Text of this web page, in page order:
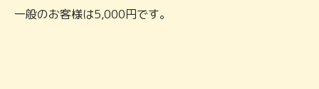
一般のお客様は5,000円です。